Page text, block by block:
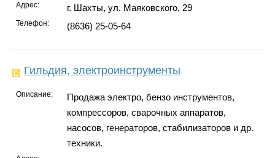
Карты
Адрес: г. Шахты, ул. Маяковского, 29
Телефон: (8636) 25-05-64
Гильдия, электроинструменты
Описание:
Продажа электро, бензо инструментов,
компрессоров, сварочных аппаратов,
насосов, генераторов, стабилизаторов и др.
техники.